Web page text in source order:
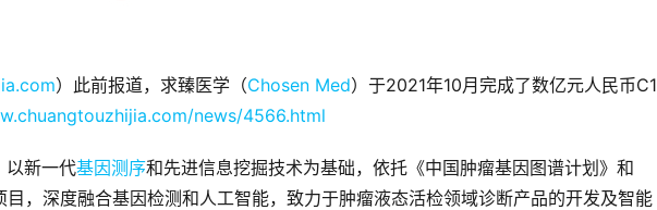
）此前报道，求臻医学（Chosen Med）于2021年10月完成了数亿元人民币C1
news/4566.html
以新一代基因测序和先进信息挖掘技术为基础，依托《中国肿瘤基因图谱计划》和
目，深度融合基因检测和人工智能，致力于肿瘤液态活检领域诊断产品的开发及智能